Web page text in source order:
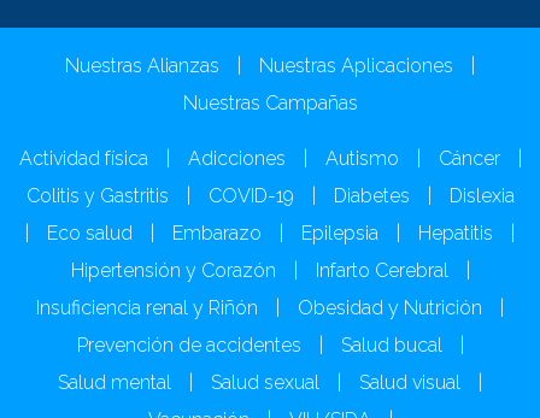
Nuestras Alianzas Nuestras Aplicaciones
Nuestras Campañas
Actividad física Adicciones Autismo Cáncer
Colitis y Gastritis
COVID-19 Diabetes
Dislexia
Eco salud Embarazo Epilepsia Hepatitis
Hipertensión y Corazón
Infarto Cerebral
Insuficiencia renal y Riñón
Obesidad y Nutrición
Prevención de accidentes
Salud bucal
Salud mental
Salud sexual Salud visual